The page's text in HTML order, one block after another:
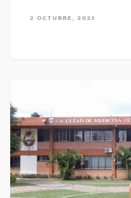
2 OCTUBRE, 2023